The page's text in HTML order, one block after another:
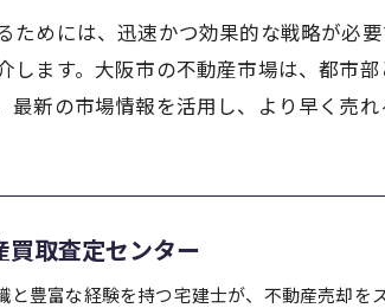
ためには、迅速かつ効果的な戦略が必
します。大阪市の不動産市場は、都市
新の市場情報を活用し、より早く売れ
買取査定センター
と豊富な経験を持つ宅建士が、不動産売却